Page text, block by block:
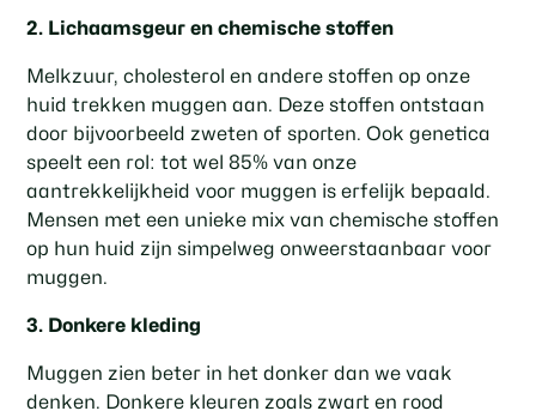
2. Lichaamsgeur en chemische stoffen
Melkzuur, cholesterol en andere stoffen op onze
huid trekken muggen aan. Deze stoffen ontstaan
door bijvoorbeeld zweten of sporten. Ook genetica
speelt een rol: tot wel 85% van onze
aantrekkelijkheid voor muggen is erfelijk bepaald.
Mensen met een unieke mix van chemische stoffen
op hun huid zijn simpelweg onweerstaanbaar voor
muggen.
3. Donkere kleding
Muggen zien beter in het donker dan we vaak
denken. Donkere kleuren zoals zwart en rood